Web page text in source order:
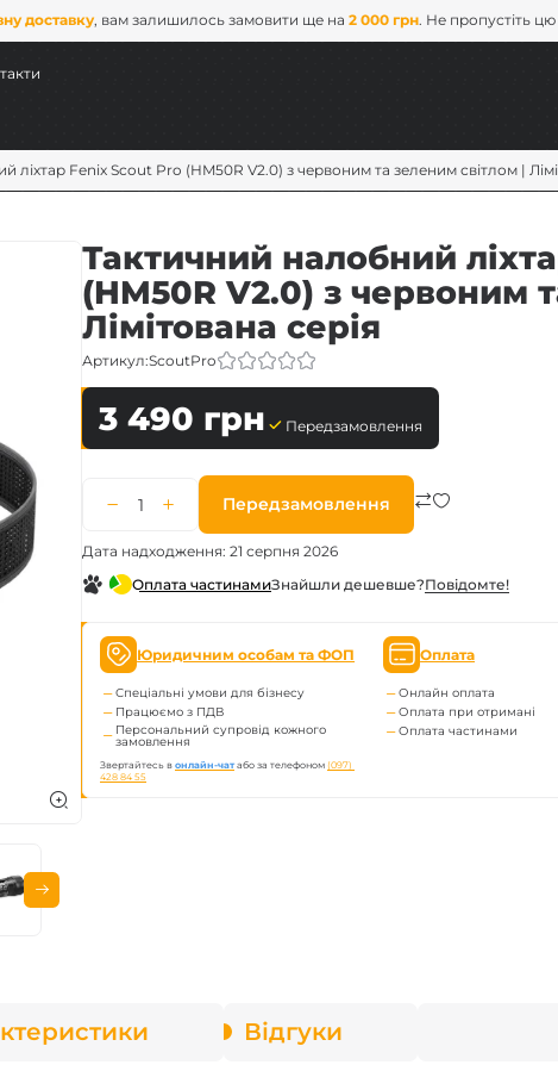
доставку, вам залишилось замовити ще на2 000 грн. Не пропустіть
ліхтар Fenix Scout Pro (HM50R V2.0) з червоним та зеленим світлом |
Тактичний налобний
(HM50R V2.0) з червоним
Лімітована серія
Артикул:ScoutPro
3 490 грн Передзамовлення
Передзамовлення
Дата надходження: 21 серпня 2026
Оплата частинамиЗнайшли дешевше?Повiдомте!
Юридичним особам та ФОП
Спеціальні умови для бізнесу
Працюємо з ПДВ
Персональний супровід кожного
замовлення
Звертайтесь вонлайн-чат або за телефоном(097)
428 84 55
Оплата
Онлайн оплата
Оплата при отримані
Оплата частинами
Відгуки